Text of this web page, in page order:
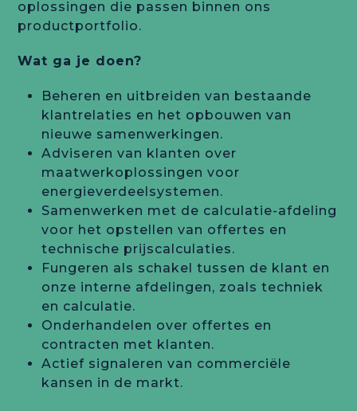
oplossingen die passen binnen ons
productportfolio.
Wat ga je doen?
Beheren en uitbreiden van bestaande
klantrelaties en het opbouwen van
nieuwe samenwerkingen.
Adviseren van klanten over
maatwerkoplossingen voor
energieverdeelsystemen.
Samenwerken met de calculatie-afdeling
voor het opstellen van offertes en
technische prijscalculaties.
Fungeren als schakel tussen de klant en
onze interne afdelingen, zoals techniek
en calculatie.
Onderhandelen over offertes en
contracten met klanten.
Actief signaleren van commerciële
kansen in de markt.